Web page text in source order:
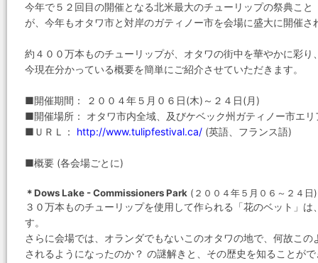
今年で５２回目の開催となる北米最大のチューリップの祭典こ
が、今年もオタワ市と対岸のガティノー市を会場に盛大に開催さ
約４００万本ものチューリップが、オタワの街中を華やかに彩
今現在分かっている概要を簡単にご紹介させていただきます。
■開催期間： ２００４年５月０６日(木)～２４日(月)
■開催場所： オタワ市内全域、及びケベック州ガティノー市エリ
■ＵＲＬ： http://www.tulipfestival.ca/ (英語、フランス語)
■概要 (各会場ごとに)
＊Dows Lake - Commissioners Park (２００４年５月０６～２４日)
３０万本ものチューリップを使用して作られる「花のベット」
す。
さらに会場では、オランダでもないこのオタワの地で、何故こ
されるようになったのか？ の謎解きと、その歴史を知ることが